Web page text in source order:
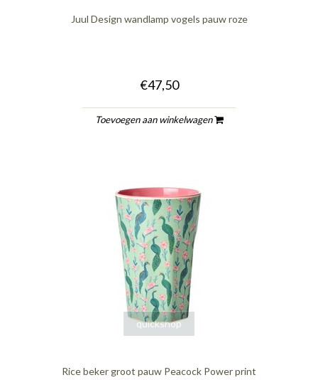
Juul Design wandlamp vogels pauw roze
€47,50
Toevoegen aan winkelwagen
quickshop
Rice beker groot pauw Peacock Power print